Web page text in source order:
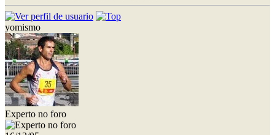
yomismo
Experto no foro